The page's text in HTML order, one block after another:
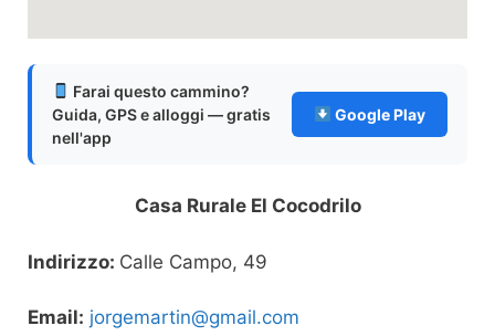
Farai questo cammino?
Guida, GPS e alloggi — gratis
nell'app
Google Play
Casa Rurale El Cocodrilo
Indirizzo: Calle Campo, 49
Email: jorgemartin@gmail.com